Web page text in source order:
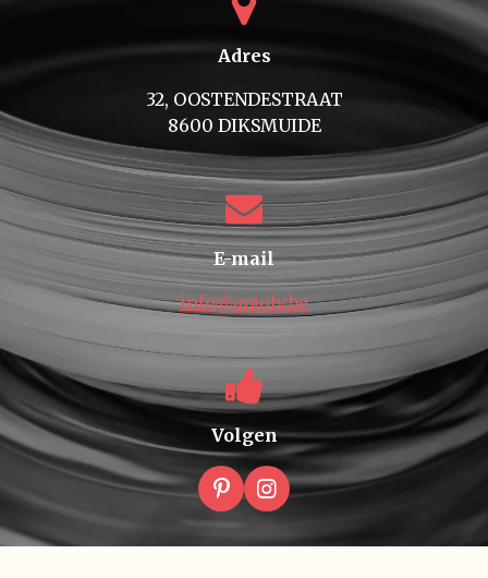
Adres
32, OOSTENDESTRAAT
8600 DIKSMUIDE
E-mail
info@anjoly.be
Volgen
P
i
I
n
s